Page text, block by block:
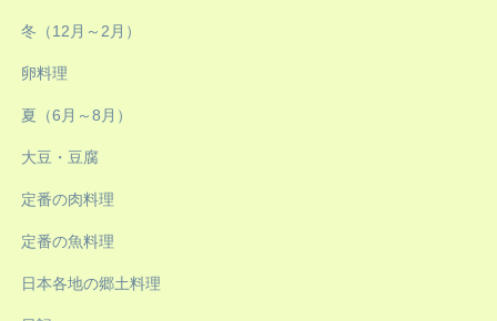
冬（12月～2月）
卵料理
夏（6月～8月）
大豆・豆腐
定番の肉料理
定番の魚料理
日本各地の郷土料理